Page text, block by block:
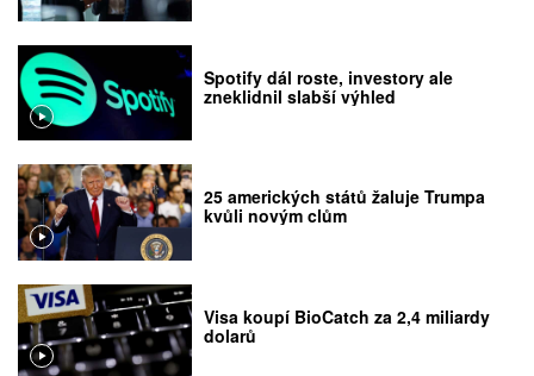
Spotify dál roste, investory ale
zneklidnil slabší výhled
25 amerických států žaluje Trumpa
kvůli novým clům
Visa koupí BioCatch za 2,4 miliardy
dolarů